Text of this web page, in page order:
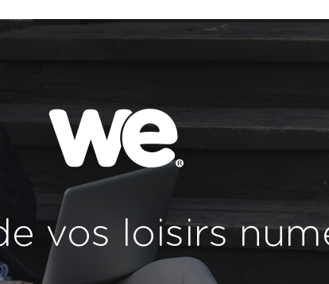
vos loisirs